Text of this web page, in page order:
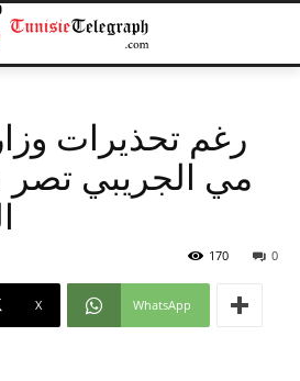
رغم تحذيرات
مي الجريبي تصر
0
170
X WhatsApp